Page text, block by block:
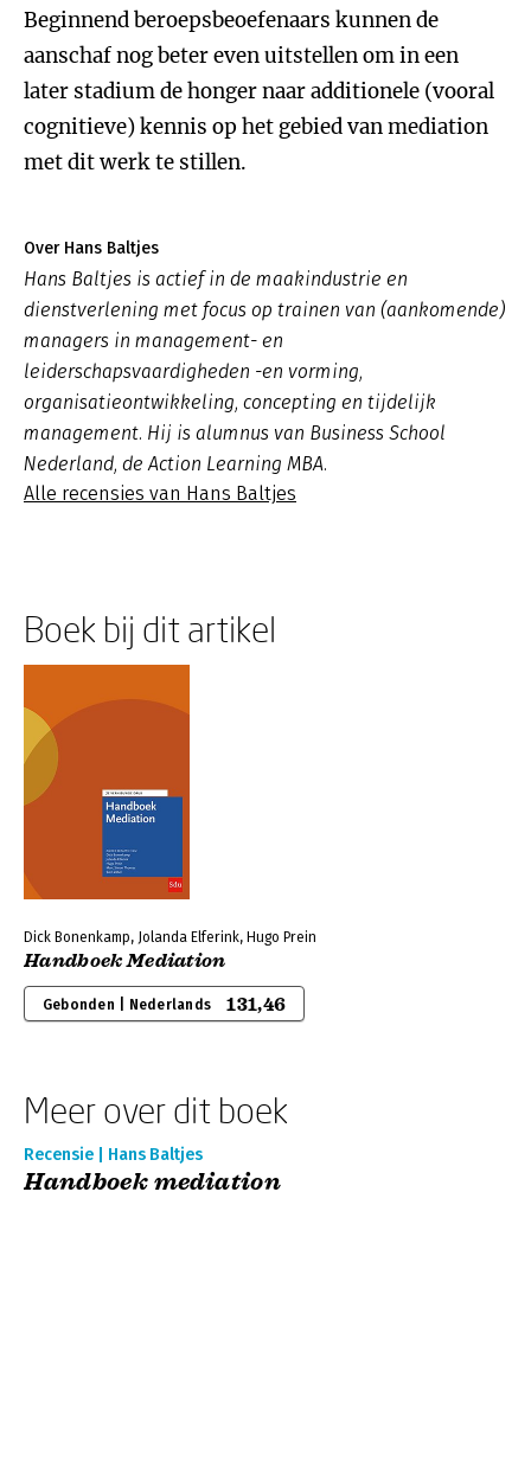
Beginnend beroepsbeoefenaars kunnen de
aanschaf nog beter even uitstellen om in een
later stadium de honger naar additionele (vooral
cognitieve) kennis op het gebied van mediation
met dit werk te stillen.
Over Hans Baltjes
Hans Baltjes is actief in de maakindustrie en
dienstverlening met focus op trainen van (aankomende)
managers in management- en
leiderschapsvaardigheden -en vorming,
organisatieontwikkeling, concepting en tijdelijk
management. Hij is alumnus van Business School
Nederland, de Action Learning MBA.
Alle recensies van Hans Baltjes
Boek bij dit artikel
Dick Bonenkamp, Jolanda Elferink, Hugo Prein
Handboek Mediation
Gebonden | Nederlands 131,46
Meer over dit boek
Recensie | Hans Baltjes
Handboek mediation